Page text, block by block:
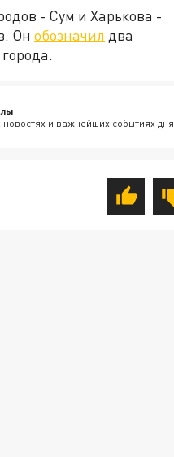
- Сум и Харькова -
Он обозначил два
и важнейших событиях